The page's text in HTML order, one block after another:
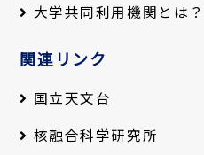
大学共同利用機関とは？
関連リンク
国立天文台
核融合科学研究所